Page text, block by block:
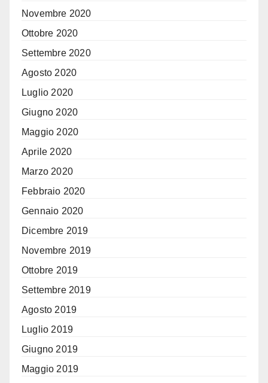
Novembre 2020
Ottobre 2020
Settembre 2020
Agosto 2020
Luglio 2020
Giugno 2020
Maggio 2020
Aprile 2020
Marzo 2020
Febbraio 2020
Gennaio 2020
Dicembre 2019
Novembre 2019
Ottobre 2019
Settembre 2019
Agosto 2019
Luglio 2019
Giugno 2019
Maggio 2019